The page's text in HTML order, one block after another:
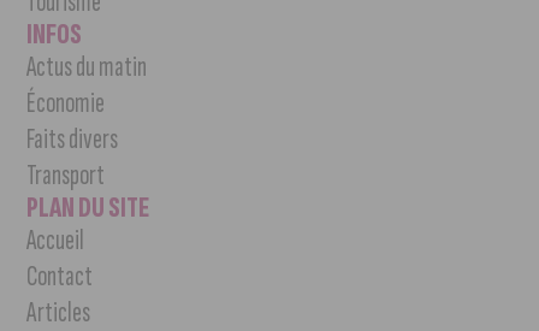
INFOS
Actus du matin
Économie
Faits divers
Transport
PLAN DU SITE
Accueil
Contact
Articles